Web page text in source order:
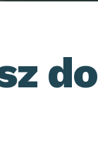
do